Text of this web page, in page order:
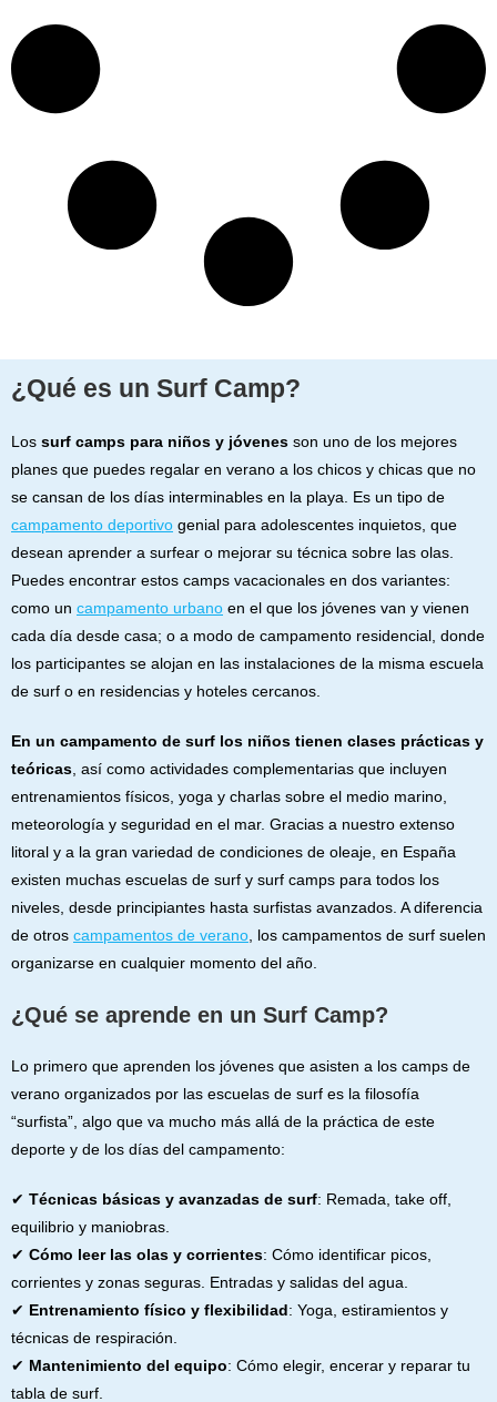
¿Qué es un Surf Camp?
Los surf camps para niños y jóvenes son uno de los mejores
planes que puedes regalar en verano a los chicos y chicas que no
se cansan de los días interminables en la playa. Es un tipo de
campamento deportivo genial para adolescentes inquietos, que
desean aprender a surfear o mejorar su técnica sobre las olas.
Puedes encontrar estos camps vacacionales en dos variantes:
como un campamento urbano en el que los jóvenes van y vienen
cada día desde casa; o a modo de campamento residencial, donde
los participantes se alojan en las instalaciones de la misma escuela
de surf o en residencias y hoteles cercanos.
En un campamento de surf los niños tienen clases prácticas y
teóricas, así como actividades complementarias que incluyen
entrenamientos físicos, yoga y charlas sobre el medio marino,
meteorología y seguridad en el mar. Gracias a nuestro extenso
litoral y a la gran variedad de condiciones de oleaje, en España
existen muchas escuelas de surf y surf camps para todos los
niveles, desde principiantes hasta surfistas avanzados. A diferencia
de otros campamentos de verano, los campamentos de surf suelen
organizarse en cualquier momento del año.
¿Qué se aprende en un Surf Camp?
Lo primero que aprenden los jóvenes que asisten a los camps de
verano organizados por las escuelas de surf es la filosofía
“surfista”, algo que va mucho más allá de la práctica de este
deporte y de los días del campamento:
✔ Técnicas básicas y avanzadas de surf: Remada, take off,
equilibrio y maniobras.
✔ Cómo leer las olas y corrientes: Cómo identificar picos,
corrientes y zonas seguras. Entradas y salidas del agua.
✔ Entrenamiento físico y flexibilidad: Yoga, estiramientos y
técnicas de respiración.
✔ Mantenimiento del equipo: Cómo elegir, encerar y reparar tu
tabla de surf.